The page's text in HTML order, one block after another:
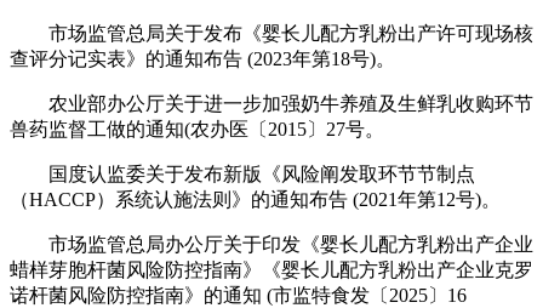
市场监管总局关于发布《婴长儿配方乳粉出产许可现场核
查评分记实表》的通知布告 (2023年第18号)。
农业部办公厅关于进一步加强奶牛养殖及生鲜乳收购环节
兽药监督工做的通知(农办医〔2015〕27号。
国度认监委关于发布新版《风险阐发取环节节制点
（HACCP）系统认施法则》的通知布告 (2021年第12号)。
市场监管总局办公厅关于印发《婴长儿配方乳粉出产企业
蜡样芽胞杆菌风险防控指南》《婴长儿配方乳粉出产企业克罗
诺杆菌风险防控指南》的通知 (市监特食发〔2025〕16